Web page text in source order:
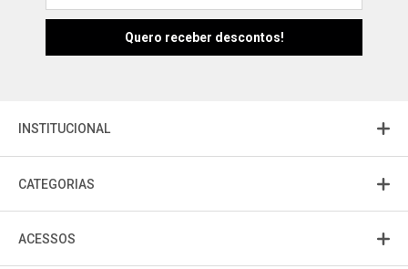
INSTITUCIONAL
CATEGORIAS
ACESSOS
Fu Fujisom